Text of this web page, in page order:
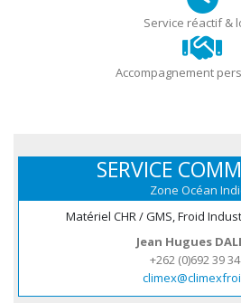
Service réactif &
Accompagnement
SERVICE
Zone Océan
Matériel CHR / GMS, Froid
Jean Hugues
+262 (0)692 39